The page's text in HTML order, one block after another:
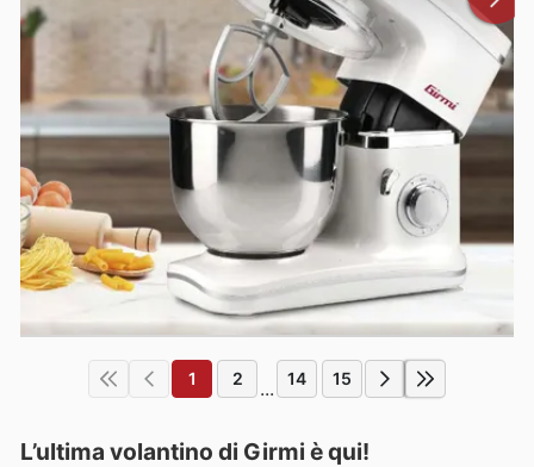
1 2 ... 14 15
L’ultima volantino di Girmi è qui!